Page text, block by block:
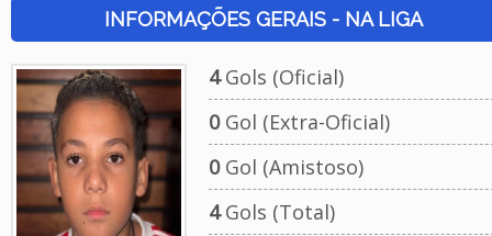
INFORMAÇÕES GERAIS - NA LIGA
4Gols (Oficial)
0Gol (Extra-Oficial)
0Gol (Amistoso)
4Gols (Total)